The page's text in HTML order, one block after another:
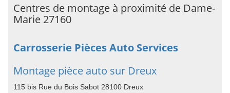
Centres de montage à proximité de Dame-
Marie 27160
Carrosserie Pièces Auto Services
Montage pièce auto sur Dreux
115 bis Rue du Bois Sabot 28100 Dreux